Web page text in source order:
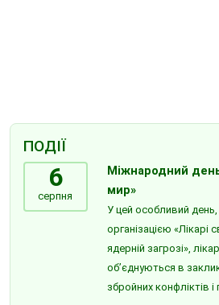
ПОДІЇ
6
серпня
Міжнародний день
мир»
У цей особливий
організацією «Лікарі
ядерній загрозі»,
об’єднуються в
збройних конфліктів